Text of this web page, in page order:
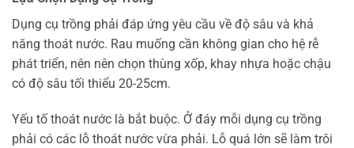
Dụng cụ trồng phải đáp ứng yêu cầu về độ sâu và khả
năng thoát nước. Rau muống cần không gian cho hệ rễ
phát triển, nên nên chọn thùng xốp, khay nhựa hoặc chậu
có độ sâu tối thiểu 20-25cm.
Yếu tố thoát nước là bắt buộc. Ở đáy mỗi dụng cụ trồng
phải có các lỗ thoát nước vừa phải. Lỗ quá lớn sẽ làm trôi